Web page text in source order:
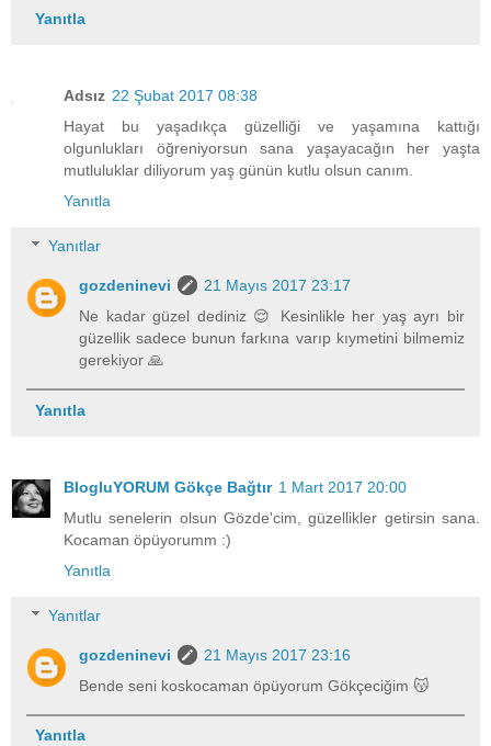
Yanıtla
Adsız 22 Şubat 2017 08:38
Hayat bu yaşadıkça güzelliği ve yaşamına kattığı
olgunlukları öğreniyorsun sana yaşayacağın her yaşta
mutluluklar diliyorum yaş günün kutlu olsun canım.
Yanıtla
Yanıtlar
gozdeninevi
21 Mayıs 2017 23:17
Ne kadar güzel dediniz 😌 Kesinlikle her yaş ayrı bir
güzellik sadece bunun farkına varıp kıymetini bilmemiz
gerekiyor 🙏
Yanıtla
BlogluYORUM Gökçe Bağtır 1 Mart 2017 20:00
Mutlu senelerin olsun Gözde'cim, güzellikler getirsin sana.
Kocaman öpüyorumm :)
Yanıtla
Yanıtlar
gozdeninevi
21 Mayıs 2017 23:16
Bende seni koskocaman öpüyorum Gökçeciğim 😽
Yanıtla